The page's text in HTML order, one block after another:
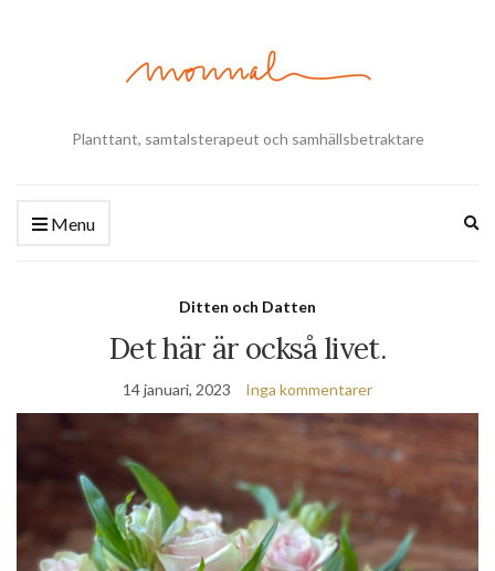
Planttant, samtalsterapeut och samhällsbetraktare
Menu
Ditten och Datten
Det här är också livet.
14 januari, 2023 Inga kommentarer